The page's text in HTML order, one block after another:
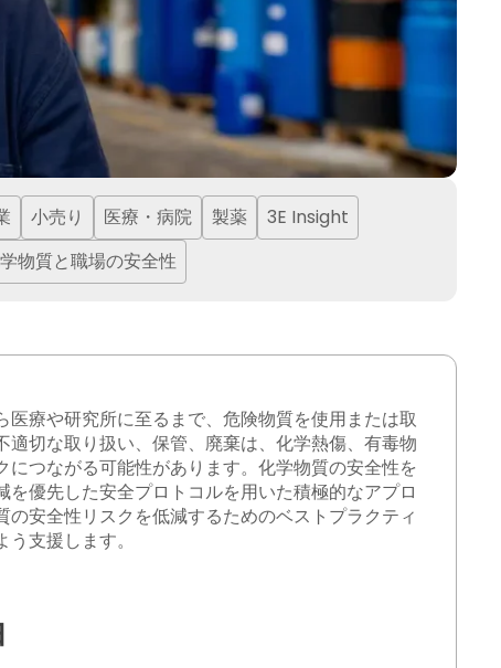
小売り 医療・病院 製薬
3E Insight
物質と職場の安全性
療や研究所に至るまで、危険物質を使用または取
切な取り扱い、保管、廃棄は、化学熱傷、有毒物
つながる可能性があります。化学物質の安全性を
優先した安全プロトコルを用いた積極的なアプロ
安全性リスクを低減するためのベストプラクティ
支援します。